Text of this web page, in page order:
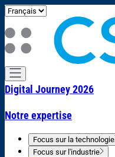
Digital Journey 2026
Notre expertise
Focus sur la technologie
Focus sur l'industrie